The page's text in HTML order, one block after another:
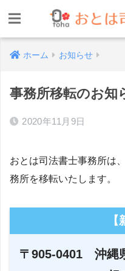
ホーム お知らせ
事務所移転のお知
2020年11月9日
おとは司法書士事務所は
務所を移転いたします。
【
〒905-0401 沖縄